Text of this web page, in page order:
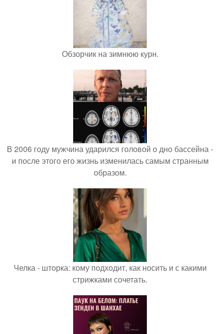
Обзорчик на зимнюю курн.
В 2006 году мужчина ударился головой о дно бассейна -
и после этого его жизнь изменилась самым странным
образом.
Челка - шторка: кому подходит, как носить и с какими
стрижками сочетать.